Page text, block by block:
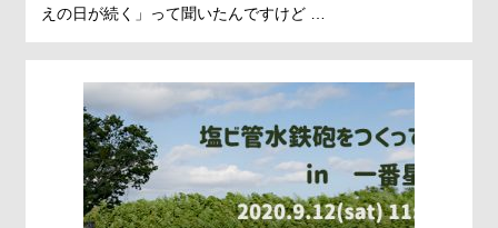
えの日が続く」って聞いたんですけど …